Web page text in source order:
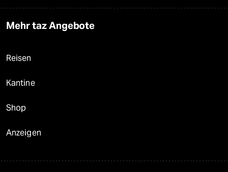
Mehr taz Angebote
Reisen
Kantine
Shop
Anzeigen